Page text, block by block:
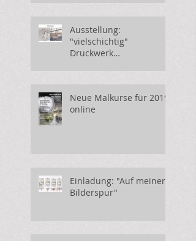
Ausstellung:
"vielschichtig"
Druckwerk
Neue Malkurse für 2019
online
Einladung: "Auf meiner
Bilderspur"